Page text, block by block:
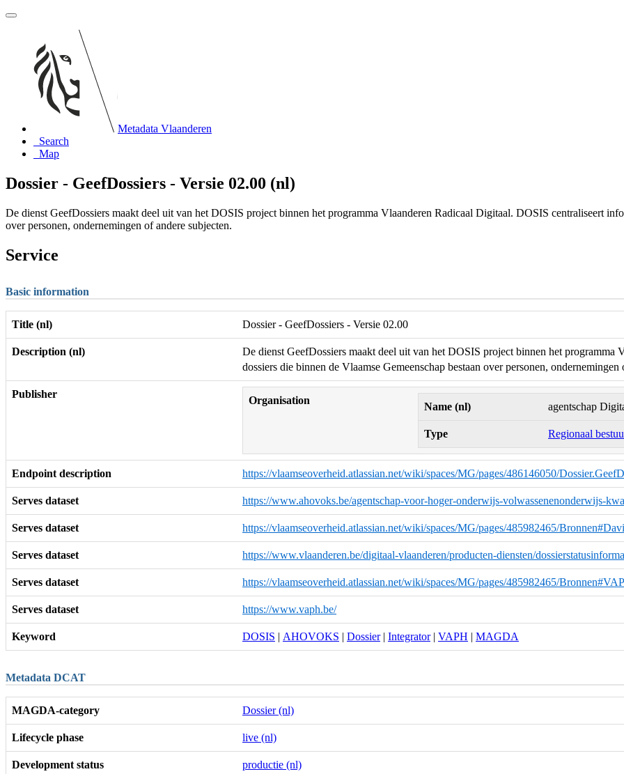
Metadata Vlaanderen
Search
Map
Dossier - GeefDossiers - Versie 02.00 (nl)
De dienst GeefDossiers maakt deel uit van het DOSIS project binnen het programma Vlaanderen Radicaal Digitaal. DOSIS centraliseert
over personen, ondernemingen of andere subjecten.
Service
Basic information
Title (nl) Dossier - GeefDossiers - Versie 02.00
Description (nl)
De dienst GeefDossiers maakt deel uit van het DOSIS project binnen het
dossiers die binnen de Vlaamse Gemeenschap bestaan over personen, ondernemingen
Publisher
Organisation
Name (nl) agentschap
Type Regionaal
Endpoint description https://vlaamseoverheid.atlassian.net/wiki/spaces/MG/pages/486146050/
Serves dataset https://www.ahovoks.be/agentschap-voor-hoger-onderwijs-volwassenenonderwijs-
Serves dataset https://vlaamseoverheid.atlassian.net/wiki/spaces/MG/pages/485982465/
Serves dataset https://www.vlaanderen.be/digitaal-vlaanderen/producten-diensten/
Serves dataset https://vlaamseoverheid.atlassian.net/wiki/spaces/MG/pages/485982465/
Serves dataset https://www.vaph.be/
Keyword DOSIS | AHOVOKS | Dossier| Integrator| VAPH | MAGDA
Metadata DCAT
MAGDA-category Dossier (nl)
Lifecycle phase live (nl)
Development status productie (nl)